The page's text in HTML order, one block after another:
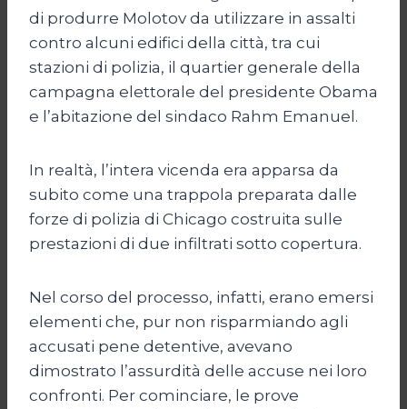
di produrre Molotov da utilizzare in assalti
contro alcuni edifici della città, tra cui
stazioni di polizia, il quartier generale della
campagna elettorale del presidente Obama
e l’abitazione del sindaco Rahm Emanuel.
In realtà, l’intera vicenda era apparsa da
subito come una trappola preparata dalle
forze di polizia di Chicago costruita sulle
prestazioni di due infiltrati sotto copertura.
Nel corso del processo, infatti, erano emersi
elementi che, pur non risparmiando agli
accusati pene detentive, avevano
dimostrato l’assurdità delle accuse nei loro
confronti. Per cominciare, le prove